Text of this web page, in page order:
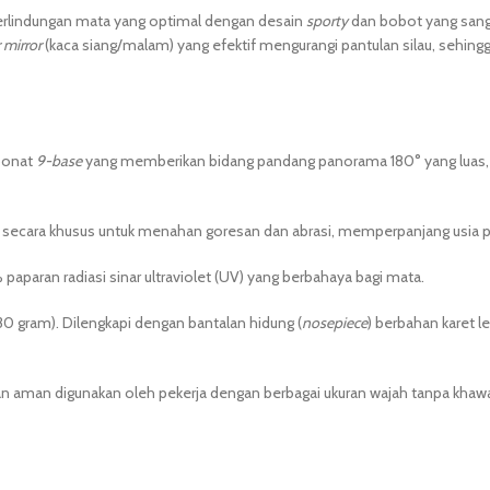
mata yang optimal dengan desain sportydan bobot yang
mirror(kaca siang/malam) yang efektif mengurangi pantulan silau,
9-baseyang memberikan bidang pandang panorama 180° yang
khusus untuk menahan goresan dan abrasi, memperpanjang usia
radiasi sinar ultraviolet (UV) yang berbahaya bagi mata.
gram). Dilengkapi dengan bantalan hidung (nosepiece) berbahan karet
digunakan oleh pekerja dengan berbagai ukuran wajah tanpa